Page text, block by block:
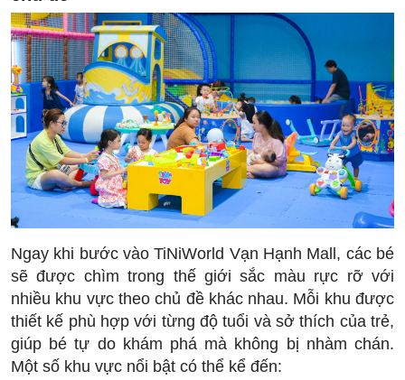
Ngay khi bước vào TiNiWorld Vạn Hạnh Mall, các bé
sẽ được chìm trong thế giới sắc màu rực rỡ với
nhiều khu vực theo chủ đề khác nhau. Mỗi khu được
thiết kế phù hợp với từng độ tuổi và sở thích của trẻ,
giúp bé tự do khám phá mà không bị nhàm chán.
Một số khu vực nổi bật có thể kể đến: